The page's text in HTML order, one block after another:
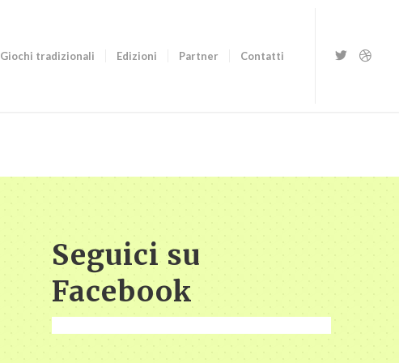
Giochi tradizionali Edizioni Partner Contatti
Seguici su
Facebook